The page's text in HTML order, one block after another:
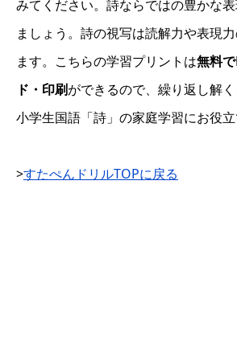
みてください。詩ならではの豊かな
ましょう。詩の視写は読解力や表現
ます。こちらの学習プリントは無料
ド・印刷ができるので、繰り返し解く
小学生国語「詩」の家庭学習にお役立
>すたぺんドリルTOPに戻る